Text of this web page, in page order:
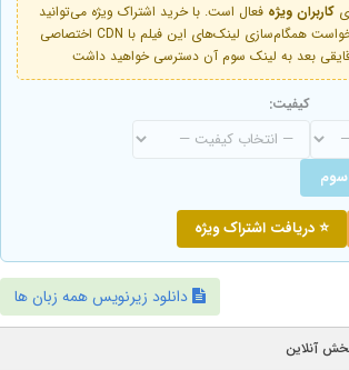
کاربران ویژه فعال است. با خرید اشتراک ویژه می‌توانید
هر 2 ساعت یک‌بار درخواست همگام‌سازی لینک‌های این فیلم با CDN اختصاصی
بعد به لینک سوم آن دسترسی خواهید داشت
کیفیت:
سوم
⭐ دریافت اشتراک ویژه
دانلود زیرنویس همه زبان ها
آنلاین